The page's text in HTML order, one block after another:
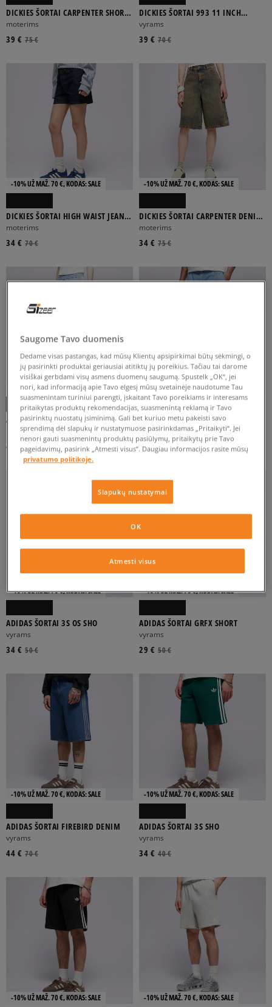
DICKIES ŠORTAI CARPENTER SHORT
JEANS 1993 7 INCH
moterims
75 €
39 €
DICKIES ŠORTAI 993 11 INCH
CARPENTER SHORT JEANS
vyrams
70 €
39 €
-10% UŽ MAŽ. 70 €, KODAS: SALE
DICKIES ŠORTAI HIGH WAIST JEAN
SHORTS W 5 INCH
moterims
70 €
34 €
-10% UŽ MAŽ. 70 €, KODAS: SALE
DICKIES ŠORTAI CARPENTER DENIM
JORT W
moterims
75 €
34 €
-10% UŽ MAŽ. 70 €, KODAS: SALE
ADIDAS ŠORTAI DENIM SHORTS
moterims
55 €
44 €
-10% UŽ MAŽ. 70 €, KODAS: SALE
ADIDAS ŠORTAI DENIM
vyrams
70 €
44 €
-10% UŽ MAŽ. 70 €, KODAS: SALE
ADIDAS ŠORTAI 3S OS SHO
vyrams
50 €
34 €
-10% UŽ MAŽ. 70 €, KODAS: SALE
ADIDAS ŠORTAI GRFX SHORT
vyrams
50 €
29 €
-10% UŽ MAŽ. 70 €, KODAS: SALE
ADIDAS ŠORTAI FIREBIRD DENIM
vyrams
70 €
44 €
-10% UŽ MAŽ. 70 €, KODAS: SALE
ADIDAS ŠORTAI 3S SHO
vyrams
40 €
34 €
-10% UŽ MAŽ. 70 €, KODAS: SALE -10% UŽ MAŽ. 70 €, KODAS: SALE
Saugome Tavo duomenis
Dedame visas pastangas, kad mūsų Klientų apsipirkimai būtų sėkmingi, o
jų pasirinkti produktai geriausiai atitiktų jų poreikius. Tačiau tai darome
visiškai gerbdami visų asmens duomenų saugumą. Spustelk „OK“, jei
nori, kad informaciją apie Tavo elgesį mūsų svetainėje naudotume Tau
suasmenintam turiniui parengti, įskaitant Tavo poreikiams ir interesams
pritaikytas produktų rekomendacijas, suasmenintą reklamą ir Tavo
pasirinktų nuostatų įsiminimą. Gali bet kuriuo metu pakeisti savo
sprendimą dėl slapukų ir nustatymuose pasirinkdamas „Pritaikyti“. Jei
nenori gauti suasmenintų produktų pasiūlymų, pritaikytų prie Tavo
pageidavimų, pasirink „Atmesti visus”. Daugiau informacijos rasite mūsų
privatumo politikoje.
Slapukų nustatymai
Atmesti visus
OK